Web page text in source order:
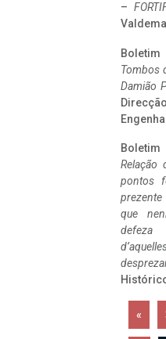
–
Tombos
Damião
Relação
pontos
que
defeza
«